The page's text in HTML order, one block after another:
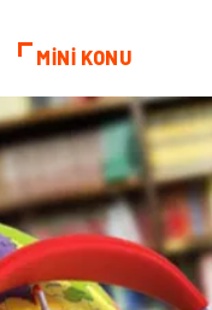
Çadır
Pet Malzemeleri
MİNİ KONU